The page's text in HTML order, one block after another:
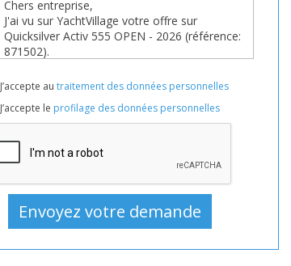
Bateau,
Bateaux,
vente,
Bateaux
à
moteur
En
vente,
J’accepte au traitement des données personnelles
J’accepte le profilage des données personnelles